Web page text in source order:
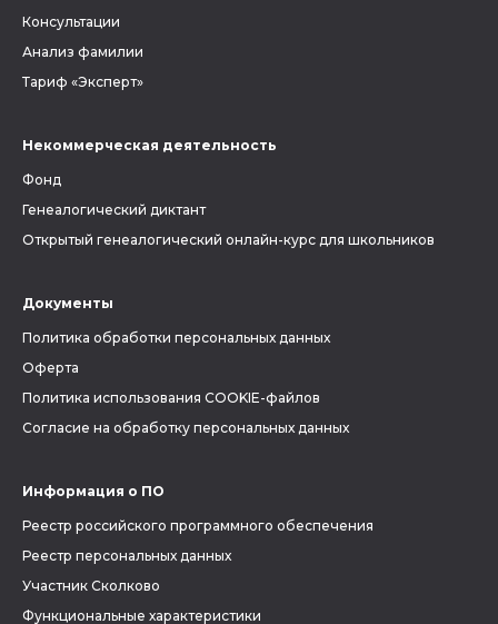
Консультации
Анализ фамилии
Тариф «Эксперт»
Некоммерческая деятельность
Фонд
Генеалогический диктант
Открытый генеалогический онлайн-курс для школьников
Документы
Политика обработки персональных данных
Оферта
Политика использования COOKIE-файлов
Согласие на обработку персональных данных
Информация о ПО
Реестр российского программного обеспечения
Реестр персональных данных
Участник Сколково
Функциональные характеристики